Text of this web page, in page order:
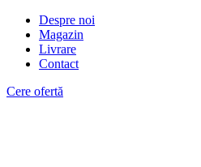
Despre noi
Magazin
Livrare
Contact
Cere ofertă